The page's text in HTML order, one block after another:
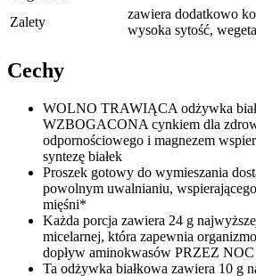
Zalety
zawiera dodatkowo
wysoka sytość,
Cechy
WOLNO TRAWIĄCA odżywka
WZBOGACONA cynkiem dla
odpornościowego i magnezem
syntezę białek
Proszek gotowy do wymieszania
powolnym uwalnianiu,
mięśni*
Każda porcja zawiera 24 g
micelarnej, która zapewnia
dopływ aminokwasów PRZEZ NOC
Ta odżywka białkowa zawiera 10 g